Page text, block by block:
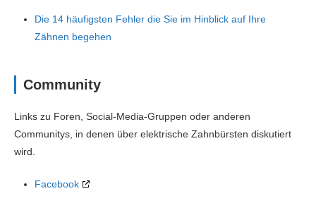
Die 14 häufigsten Fehler die Sie im Hinblick auf Ihre
Zähnen begehen
Community
Links zu Foren, Social-Media-Gruppen oder anderen
Communitys, in denen über elektrische Zahnbürsten diskutiert
wird.
Facebook